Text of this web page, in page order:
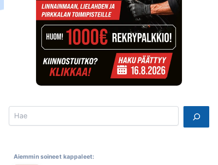
Search
Aiemmin soineet kappaleet: